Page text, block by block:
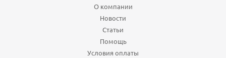
О компании
Новости
Статьи
Помощь
Условия оплаты